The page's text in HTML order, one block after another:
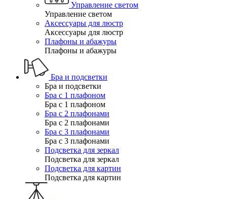
Управление светом
Управление светом
Аксессуары для люстр
Аксессуары для люстр
Плафоны и абажуры
Плафоны и абажуры
Бра и подсветки
Бра и подсветки
Бра с 1 плафоном
Бра с 1 плафоном
Бра с 2 плафонами
Бра с 2 плафонами
Бра с 3 плафонами
Бра с 3 плафонами
Подсветка для зеркал
Подсветка для зеркал
Подсветка для картин
Подсветка для картин